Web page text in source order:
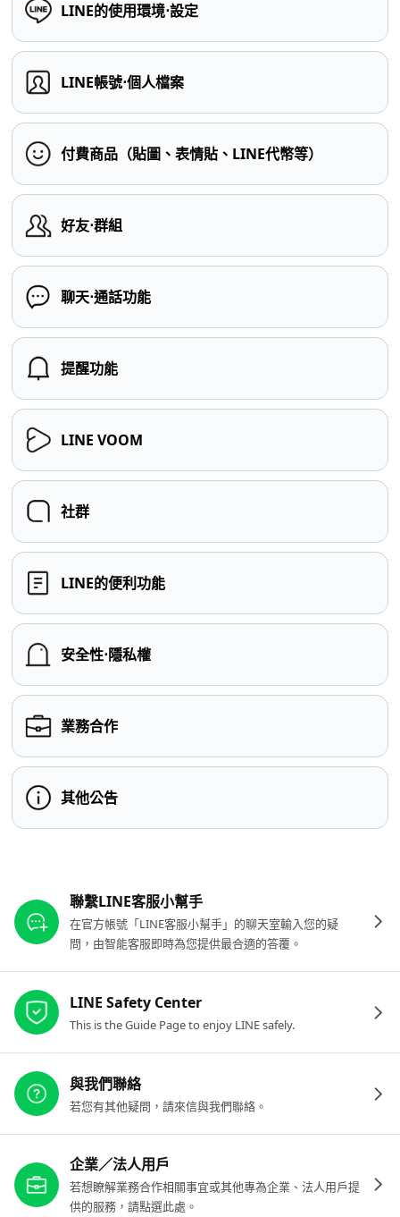
LINE的使用環境⋅設定
LINE帳號⋅個人檔案
付費商品（貼圖、表情貼、LINE代幣等）
好友⋅群組
聊天⋅通話功能
提醒功能
LINE VOOM
社群
LINE的便利功能
安全性⋅隱私權
業務合作
其他公告
聯繫LINE客服小幫手
在官方帳號「LINE客服小幫手」的聊天室輸入您的疑
問，由智能客服即時為您提供最合適的答覆。
LINE Safety Center
This is the Guide Page to enjoy LINE safely.
與我們聯絡
若您有其他疑問，請來信與我們聯絡。
企業／法人用戶
若想瞭解業務合作相關事宜或其他專為企業、法人用戶提
供的服務，請點選此處。